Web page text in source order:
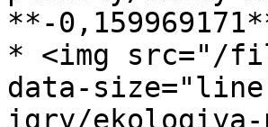
**-
* <img src="/
data-
igry/ekologiya-